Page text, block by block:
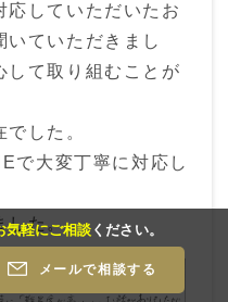
気軽にご相談 ください。
メールで相談する
応していただいたお
ていただきまし
して取り組むことが
した。
で大変丁寧に対応し
した。